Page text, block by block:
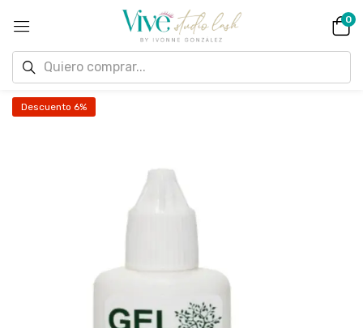
0
Descuento 6%